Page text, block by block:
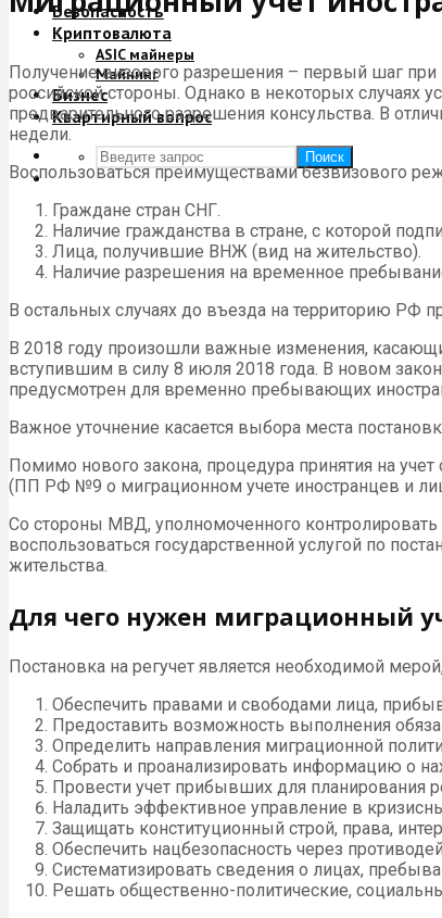
Безопасность
Криптовалюта
ASIC майнеры
Майнинг
Бизнес
Квартирный вопрос
Поиск
Получение визового разрешения – первый шаг
российской стороны. Однако в некоторых
предварительного разрешения консульства. В
недели.
Воспользоваться преимуществами безвизового
Граждане стран СНГ.
Наличие гражданства в стране, с которой
Лица, получившие ВНЖ (вид на жительство).
Наличие разрешения на временное
В остальных случаях до въезда на территорию РФ
В 2018 году произошли важные изменения,
вступившим в силу 8 июля 2018 года. В новом
предусмотрен для временно пребывающих
Важное уточнение касается выбора места
Помимо нового закона, процедура принятия на
(ПП РФ №9 о миграционном учете иностранцев и
Со стороны МВД, уполномоченного
воспользоваться государственной услугой по
жительства.
Для чего нужен миграционный
Постановка на регучет является необходимой
Обеспечить правами и свободами лица,
Предоставить возможность выполнения
Определить направления миграционной
Собрать и проанализировать информацию о
Провести учет прибывших для планирования
Наладить эффективное управление в
Защищать конституционный строй, права,
Обеспечить нацбезопасность через
Систематизировать сведения о лицах,
Решать общественно-политические,